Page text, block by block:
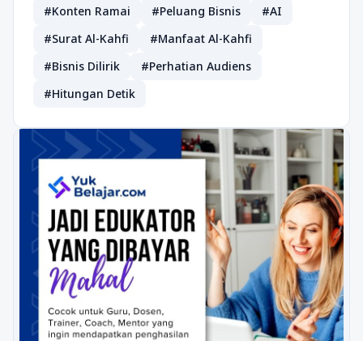
#Konten Ramai
#Peluang Bisnis
#AI
#Surat Al-Kahfi
#Manfaat Al-Kahfi
#Bisnis Dilirik
#Perhatian Audiens
#Hitungan Detik